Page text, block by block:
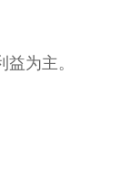
为主。